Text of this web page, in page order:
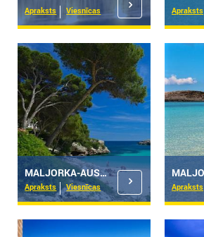
Apraksts Viesnīcas Apraksts
MALJORKA-AUSTRUMI
Apraksts Viesnīcas Apraksts